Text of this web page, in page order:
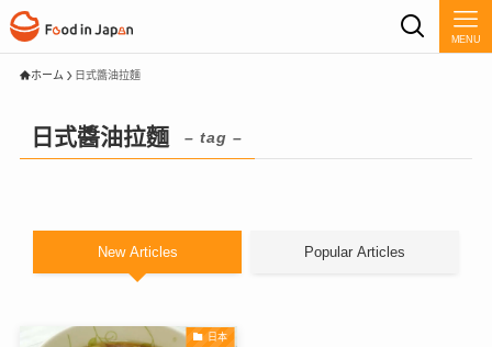
MENU
ホーム 日式醬油拉麵
日式醬油拉麵 – tag –
New Articles Popular Articles
日本